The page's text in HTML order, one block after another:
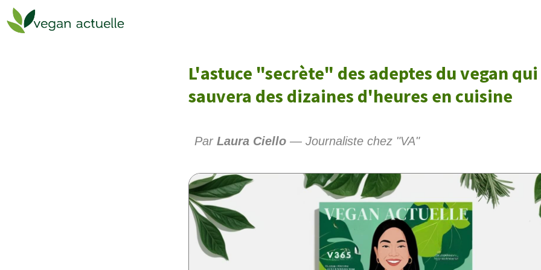
L'astuce "secrète" des adeptes du vegan
sauvera des dizaines d'heures en cuisine
Par Laura Ciello — Journaliste chez "VA"